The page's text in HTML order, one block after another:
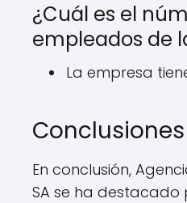
¿Cuál es el
empleados de
La empresa
Conclusiones
En conclusión,
SA se ha